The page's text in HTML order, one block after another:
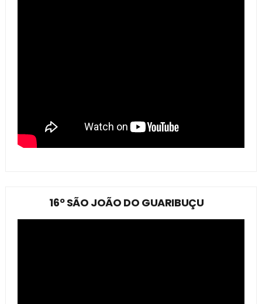
16º SÃO JOÃO DO GUARIBUÇU